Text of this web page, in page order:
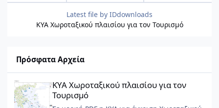
Latest file by IDdownloads
ΚΥΑ Χωροταξικού πλαισίου για τον Τουρισμό
Πρόσφατα Αρχεία
ΚΥΑ Χωροταξικού πλαισίου για τον
Τουρισμό